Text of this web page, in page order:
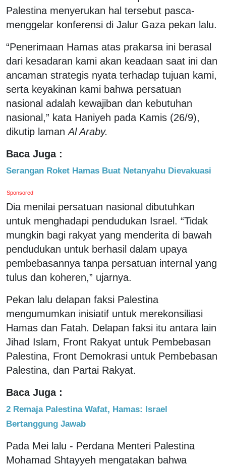
Palestina menyerukan hal tersebut pasca-
menggelar konferensi di Jalur Gaza pekan lalu.
“Penerimaan Hamas atas prakarsa ini berasal
dari kesadaran kami akan keadaan saat ini dan
ancaman strategis nyata terhadap tujuan kami,
serta keyakinan kami bahwa persatuan
nasional adalah kewajiban dan kebutuhan
nasional,” kata Haniyeh pada Kamis (26/9),
dikutip lamanAl Araby.
Baca Juga :
Serangan Roket Hamas Buat Netanyahu Dievakuasi
Sponsored
Dia menilai persatuan nasional dibutuhkan
untuk menghadapi pendudukan Israel. “Tidak
mungkin bagi rakyat yang menderita di bawah
pendudukan untuk berhasil dalam upaya
pembebasannya tanpa persatuan internal yang
tulus dan koheren,” ujarnya.
Pekan lalu delapan faksi Palestina
mengumumkan inisiatif untuk merekonsiliasi
Hamas dan Fatah. Delapan faksi itu antara lain
Jihad Islam, Front Rakyat untuk Pembebasan
Palestina, Front Demokrasi untuk Pembebasan
Palestina, dan Partai Rakyat.
Baca Juga :
2 Remaja Palestina Wafat, Hamas: Israel
Bertanggung Jawab
Pada Mei lalu - Perdana Menteri Palestina
Mohamad Shtayyeh mengatakan bahwa